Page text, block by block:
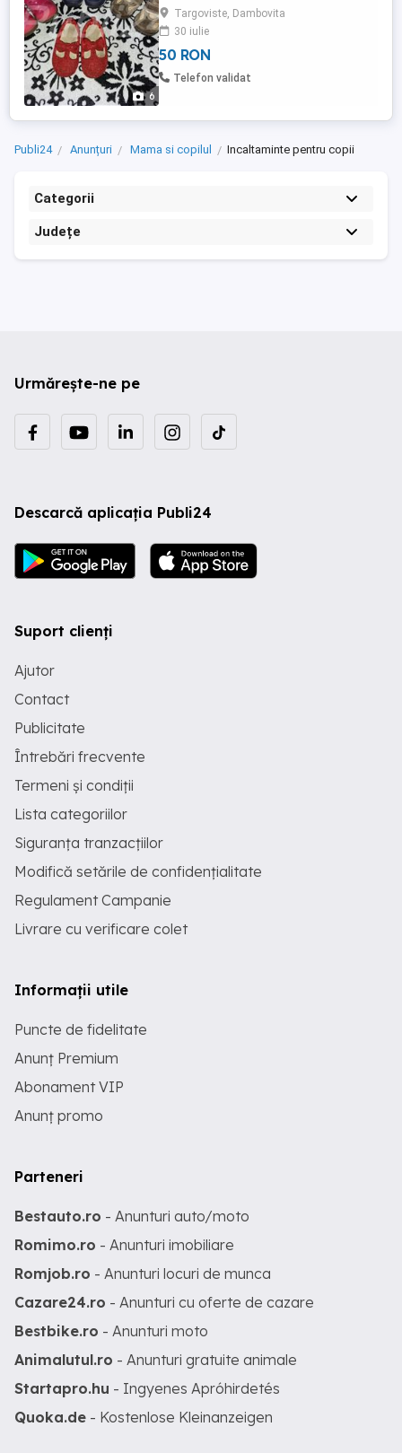
6
cizme maron piele Italia,imblanite
interior,nr.21,talpa interioara13 cm-50 lei
sunt in stare foarte buna,fara nici un fel de
defecte trimit si prin posta
Targoviste, Dambovita
30 iulie
50 RON
Telefon validat
Publi24 Anunțuri Mama si copilul Incaltaminte pentru copii
Categorii
Județe
Urmărește-ne pe
Descarcă aplicația Publi24
Suport clienți
Ajutor
Contact
Publicitate
Întrebări frecvente
Termeni și condiții
Lista categoriilor
Siguranța tranzacțiilor
Modifică setările de confidențialitate
Regulament Campanie
Livrare cu verificare colet
Informații utile
Puncte de fidelitate
Anunț Premium
Abonament VIP
Anunț promo
Parteneri
Bestauto.ro - Anunturi auto/moto
Romimo.ro - Anunturi imobiliare
Romjob.ro - Anunturi locuri de munca
Cazare24.ro - Anunturi cu oferte de cazare
Bestbike.ro - Anunturi moto
Animalutul.ro - Anunturi gratuite animale
Startapro.hu - Ingyenes Apróhirdetés
Quoka.de - Kostenlose Kleinanzeigen